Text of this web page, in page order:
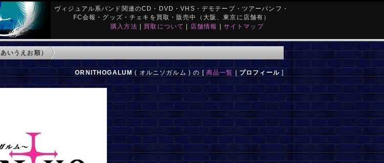
ヴィジュアル系バンド関連のCD・DVD・VHS・デモテープ・ツアーパンフ・
FC会報・グッズ・チェキを買取・販売中（大阪、東京に店舗有）
購入方法 | 買取について | 店舗情報 | サイトマップ
いうえお順）
ORNITHOGALUM( オルニソガルム ) の [ 商品一覧 | プロフィール]